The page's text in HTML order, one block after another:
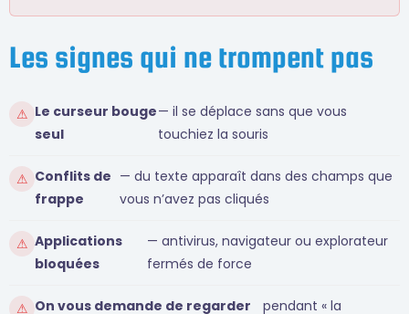
Les signes qui ne trompent pas
⚠ Le curseur bouge
seul
— il se déplace sans que vous
touchiez la souris
⚠ Conflits de
frappe
— du texte apparaît dans des champs que
vous n’avez pas cliqués
⚠ Applications
bloquées
— antivirus, navigateur ou explorateur
fermés de force
⚠ On vous demande de regarder
pendant « la